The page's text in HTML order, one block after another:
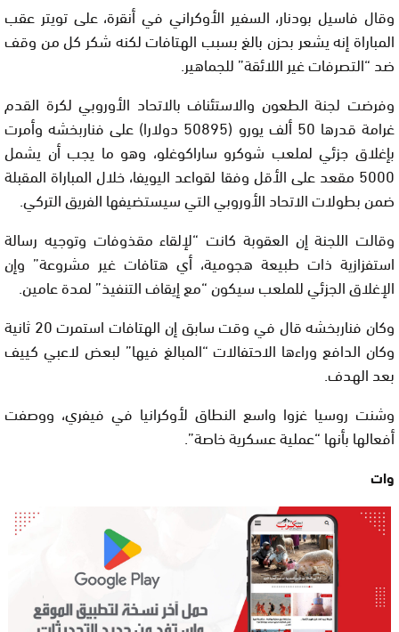
وقال فاسيل بودنار، السفير الأوكراني في أنقرة، على تويتر عقب
المباراة إنه يشعر بحزن بالغ بسبب الهتافات لكنه شكر كل من وقف
ضد “التصرفات غير اللائقة” للجماهير.
وفرضت لجنة الطعون والاستئناف بالاتحاد الأوروبي لكرة القدم
غرامة قدرها 50 ألف يورو (50895 دولارا) على فناربخشه وأمرت
بإغلاق جزئي لملعب شوكرو ساراكوغلو، وهو ما يجب أن يشمل
5000 مقعد على الأقل وفقا لقواعد اليويفا، خلال المباراة المقبلة
ضمن بطولات الاتحاد الأوروبي التي سيستضيفها الفريق التركي.
وقالت اللجنة إن العقوبة كانت “لإلقاء مقذوفات وتوجيه رسالة
استفزازية ذات طبيعة هجومية، أي هتافات غير مشروعة” وإن
الإغلاق الجزئي للملعب سيكون “مع إيقاف التنفيذ” لمدة عامين.
وكان فناربخشه قال في وقت سابق إن الهتافات استمرت 20 ثانية
وكان الدافع وراءها الاحتفالات “المبالغ فيها” لبعض لاعبي كييف
بعد الهدف.
وشنت روسيا غزوا واسع النطاق لأوكرانيا في فيفري، ووصفت
أفعالها بأنها “عملية عسكرية خاصة”.
وات